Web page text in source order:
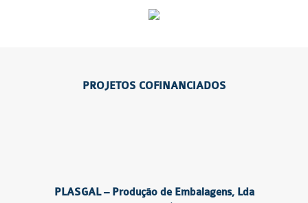
PROJETOS COFINANCIADOS
PLASGAL – Produção de Embalagens, Lda